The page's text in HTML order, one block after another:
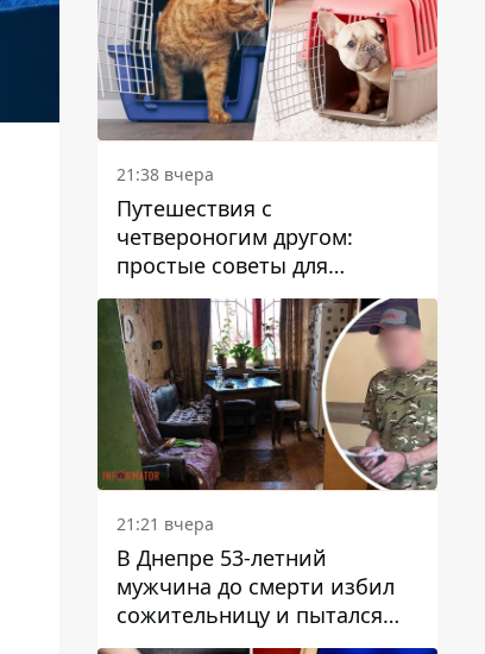
21:38 вчера
Путешествия с
четвероногим другом:
простые советы для
поездок с животными
21:21 вчера
В Днепре 53-летний
мужчина до смерти избил
сожительницу и пытался
скрыть преступление: